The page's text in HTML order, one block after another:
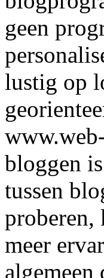
geen
lustig op
bloggen
tussen
proberen,
meer
algemeen